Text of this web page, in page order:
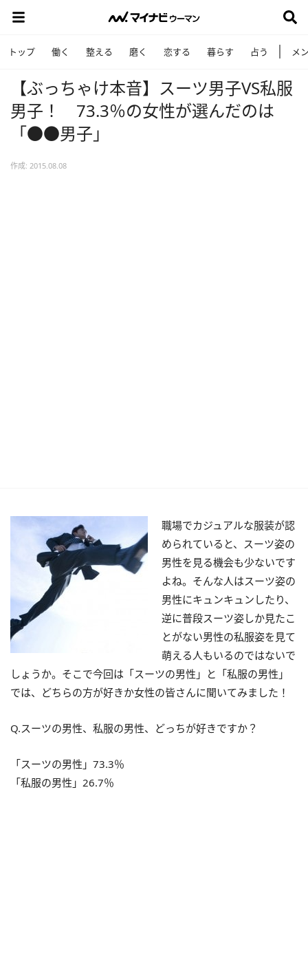
トップ 働く 整える 磨く 恋する 暮らす 占う メ
【ぶっちゃけ本音】スーツ男子VS私服
男子！ 73.3％の女性が選んだのは
「●●男子」
作成: 2015.08.08
職場でカジュアルな服装が認
められていると、スーツ姿の
男性を見る機会も少ないです
よね。そんな人はスーツ姿の
男性にキュンキュンしたり、
逆に普段スーツ姿しか見たこ
とがない男性の私服姿を見て
萌える人もいるのではないで
しょうか。そこで今回は「スーツの男性」と「私服の男性」
では、どちらの方が好きか女性の皆さんに聞いてみました！
Q.スーツの男性、私服の男性、どっちが好きですか？
「スーツの男性」73.3％
「私服の男性」26.7％